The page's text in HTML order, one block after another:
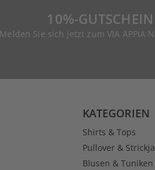
10%-
Melden Sie sich jetzt zum VIA
KATEGORIEN
Shirts & Tops
Pullover &
Blusen & Tuniken